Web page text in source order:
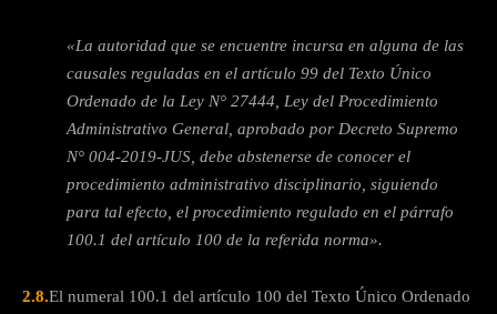
«La autoridad que se encuentre incursa en alguna de las
causales reguladas en el artículo 99 del Texto Único
Ordenado de la Ley N° 27444, Ley del Procedimiento
Administrativo General, aprobado por Decreto Supremo
N° 004-2019-JUS, debe abstenerse de conocer el
procedimiento administrativo disciplinario, siguiendo
para tal efecto, el procedimiento regulado en el párrafo
100.1 del artículo 100 de la referida norma».
2.8.El numeral 100.1 del artículo 100 del Texto Único Ordenado